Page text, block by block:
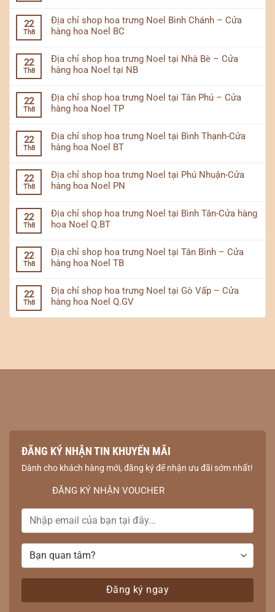
22
Th8
Địa chỉ shop hoa trưng Noel Bình Chánh – Cửa
hàng hoa Noel BC
22
Th8
Địa chỉ shop hoa trưng Noel tại Nhà Bè – Cửa
hàng hoa Noel tại NB
22
Th8
Địa chỉ shop hoa trưng Noel tại Tân Phú – Cửa
hàng hoa Noel TP
22
Th8
Địa chỉ shop hoa trưng Noel tại Bình Thạnh-Cửa
hàng hoa Noel BT
22
Th8
Địa chỉ shop hoa trưng Noel tại Phú Nhuận-Cửa
hàng hoa Noel PN
22
Th8
Địa chỉ shop hoa trưng Noel tại Bình Tân-Cửa hàng
hoa Noel Q.BT
22
Th8
Địa chỉ shop hoa trưng Noel tại Tân Bình – Cửa
hàng hoa Noel TB
22
Th8
Địa chỉ shop hoa trưng Noel tại Gò Vấp – Cửa
hàng hoa Noel Q.GV
ĐĂNG KÝ NHẬN TIN KHUYẾN MÃI
Dành cho khách hàng mới, đăng ký để nhận ưu đãi sớm nhất!
ĐĂNG KÝ NHẬN VOUCHER